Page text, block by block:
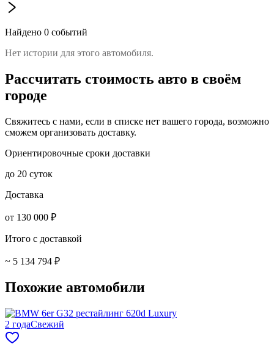
Найдено 0 событий
Нет истории для этого автомобиля.
Рассчитать стоимость авто в своём
городе
Свяжитесь с нами, если в списке нет вашего города, возможно
сможем организовать доставку.
Ориентировочные сроки доставки
до 20 суток
Доставка
от 130 000 ₽
Итого с доставкой
~ 5 134 794 ₽
Похожие автомобили
2 годаСвежий